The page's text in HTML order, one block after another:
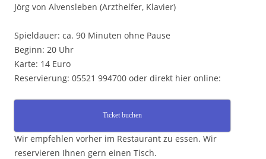
Jörg von Alvensleben (Arzthelfer, Klavier)
Spieldauer: ca. 90 Minuten ohne Pause
Beginn: 20 Uhr
Karte: 14 Euro
Reservierung: 05521 994700 oder direkt hier online:
Ticket buchen
Wir empfehlen vorher im Restaurant zu essen. Wir
reservieren Ihnen gern einen Tisch.